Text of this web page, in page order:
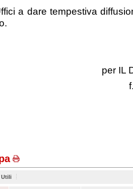
a dare tempestiva
per IL
Utili